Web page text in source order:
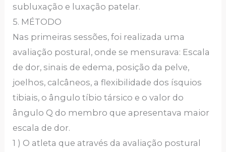
subluxação e luxação patelar.
5. MÉTODO
Nas primeiras sessões, foi realizada uma
avaliação postural, onde se mensurava: Escala
de dor, sinais de edema, posição da pelve,
joelhos, calcâneos, a flexibilidade dos ísquios
tibiais, o ângulo tíbio társico e o valor do
ângulo Q do membro que apresentava maior
escala de dor.
1 ) O atleta que através da avaliação postural